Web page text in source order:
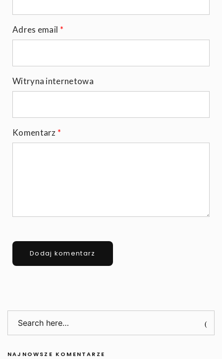
Adres email *
Witryna internetowa
Komentarz *
NAJNOWSZE KOMENTARZE